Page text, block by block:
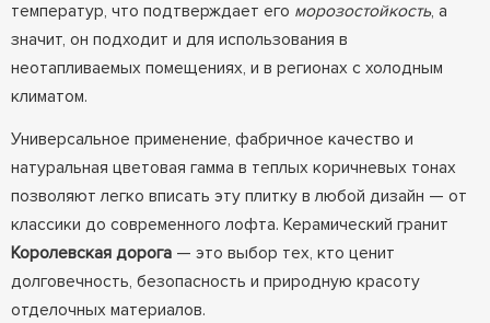
температур, что подтверждает его морозостойкость, а
значит, он подходит и для использования в
неотапливаемых помещениях, и в регионах с холодным
климатом.
Универсальное применение, фабричное качество и
натуральная цветовая гамма в теплых коричневых тонах
позволяют легко вписать эту плитку в любой дизайн — от
классики до современного лофта. Керамический гранит
Королевская дорога— это выбор тех, кто ценит
долговечность, безопасность и природную красоту
отделочных материалов.